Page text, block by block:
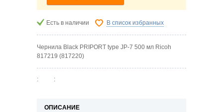
Есть в наличии В список избранных
Чернила Black PRIPORT type JP-7 500 мл Ricoh
817219 (817220)
: :
ОПИСАНИЕ